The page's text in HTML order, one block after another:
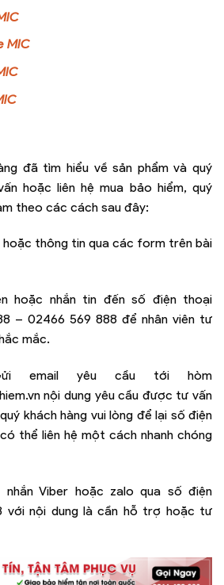
MIC
đã tìm hiểu về sản phẩm và quý
hoặc liên hệ mua bảo hiểm, quý
theo các cách sau đây:
thông tin qua các form trên bài
hoặc nhắn tin đến số điện thoại
– 02466 569 888 để nhân viên tư
mắc.
email yêu cầu tới hòm
nội dung yêu cầu được tư vấn
khách hàng vui lòng để lại số điện
thể liên hệ một cách nhanh chóng
nhắn Viber hoặc zalo qua số điện
với nội dung là cần hỗ trợ hoặc tư